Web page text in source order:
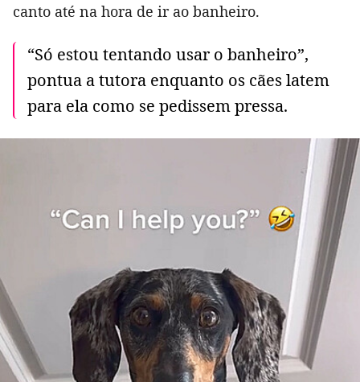
canto até na hora de ir ao banheiro.
“Só estou tentando usar o banheiro”,
pontua a tutora enquanto os cães latem
para ela como se pedissem pressa.